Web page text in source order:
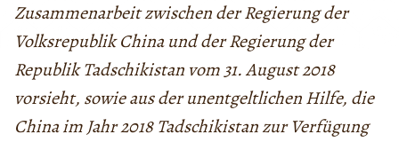
Zusammenarbeit zwischen der Regierung der
Volksrepublik China und der Regierung der
Republik Tadschikistan vom 31. August 2018
vorsieht, sowie aus der unentgeltlichen Hilfe, die
China im Jahr 2018 Tadschikistan zur Verfügung